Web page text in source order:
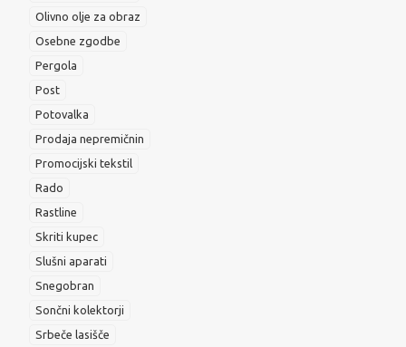
Olivno olje za obraz
Osebne zgodbe
Pergola
Post
Potovalka
Prodaja nepremičnin
Promocijski tekstil
Rado
Rastline
Skriti kupec
Slušni aparati
Snegobran
Sončni kolektorji
Srbeče lasišče